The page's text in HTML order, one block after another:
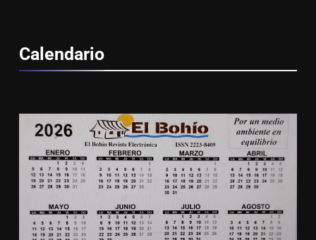
Calendario